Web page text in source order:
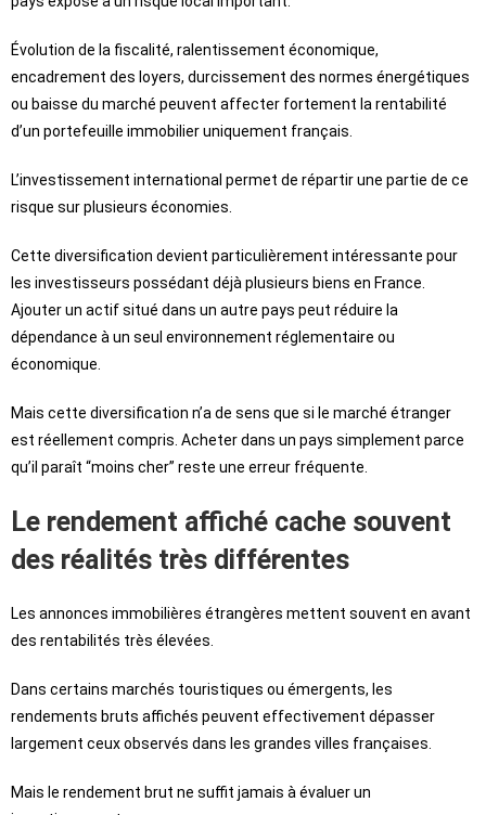
Évolution de la fiscalité, ralentissement économique,
encadrement des loyers, durcissement des normes énergétiques
ou baisse du marché peuvent affecter fortement la rentabilité
d’un portefeuille immobilier uniquement français.
L’investissement international permet de répartir une partie de ce
risque sur plusieurs économies.
Cette diversification devient particulièrement intéressante pour
les investisseurs possédant déjà plusieurs biens en France.
Ajouter un actif situé dans un autre pays peut réduire la
dépendance à un seul environnement réglementaire ou
économique.
Mais cette diversification n’a de sens que si le marché étranger
est réellement compris. Acheter dans un pays simplement parce
qu’il paraît “moins cher” reste une erreur fréquente.
Le rendement affiché cache souvent
des réalités très différentes
Les annonces immobilières étrangères mettent souvent en avant
des rentabilités très élevées.
Dans certains marchés touristiques ou émergents, les
rendements bruts affichés peuvent effectivement dépasser
largement ceux observés dans les grandes villes françaises.
Mais le rendement brut ne suffit jamais à évaluer un